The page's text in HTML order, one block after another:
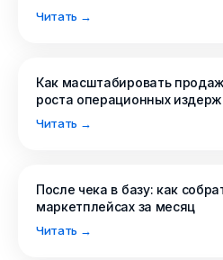
Читать →
Как масштабировать
роста операционных
Читать →
После чека в базу: как
маркетплейсах за месяц
Читать →